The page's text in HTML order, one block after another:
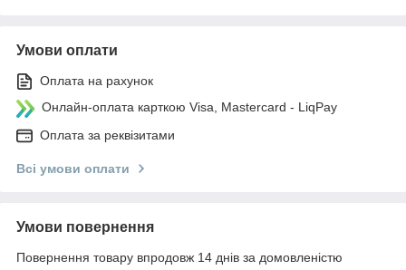
Умови оплати
Оплата на рахунок
Онлайн-оплата карткою Visa, Mastercard - LiqPay
Оплата за реквізитами
Всі умови оплати
Умови повернення
Повернення товару впродовж 14 днів за домовленістю